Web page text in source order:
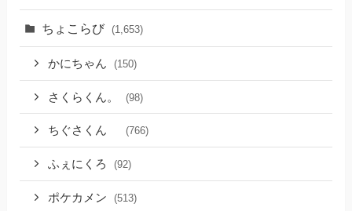
ちょこらび (1,653)
かにちゃん (150)
さくらくん。 (98)
ちぐさくん (766)
ふぇにくろ (92)
ポケカメン (513)